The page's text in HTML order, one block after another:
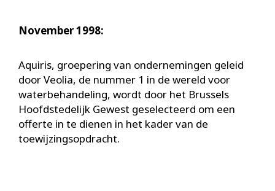
November 1998:
Aquiris, groepering van ondernemingen geleid
door Veolia, de nummer 1 in de wereld voor
waterbehandeling, wordt door het Brussels
Hoofdstedelijk Gewest geselecteerd om een
offerte in te dienen in het kader van de
toewijzingsopdracht.